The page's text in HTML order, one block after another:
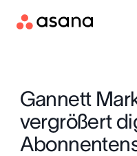
Gannett
vergrößert